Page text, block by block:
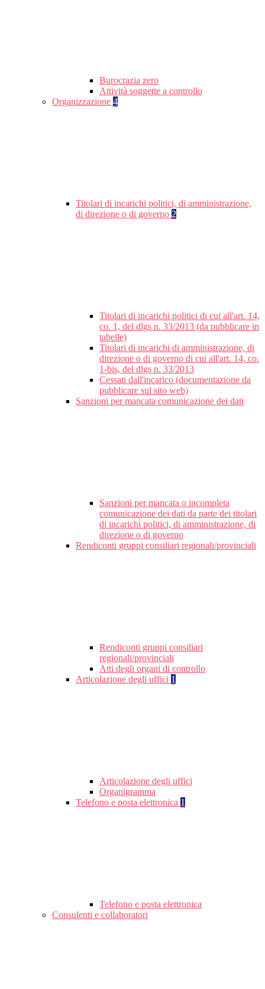
Burocrazia zero
Attività soggette a controllo
Organizzazione 4
Titolari di incarichi politici, di amministrazione,
di direzione o di governo 2
Titolari di incarichi politici di cui all'art. 14,
co. 1, del dlgs n. 33/2013 (da pubblicare in
tabelle)
Titolari di incarichi di amministrazione, di
direzione o di governo di cui all'art. 14, co.
1-bis, del dlgs n. 33/2013
Cessati dall'incarico (documentazione da
pubblicare sul sito web)
Sanzioni per mancata comunicazione dei dati
Sanzioni per mancata o incompleta
comunicazione dei dati da parte dei titolari
di incarichi politici, di amministrazione, di
direzione o di governo
Rendiconti gruppi consiliari regionali/provinciali
Rendiconti gruppi consiliari
regionali/provinciali
Atti degli organi di controllo
Articolazione degli uffici 1
Articolazione degli uffici
Organigramma
Telefono e posta elettronica 1
Telefono e posta elettronica
Consulenti e collaboratori